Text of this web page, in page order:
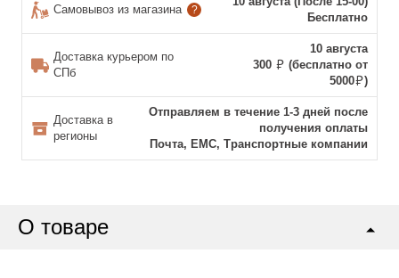
Самовывоз из магазина ?
Бесплатно
Доставка курьером по
СПб
10 августа
300
(бесплатно от
5000
)
Доставка в
регионы
Отправляем в течение 1-3 дней после
получения оплаты
Почта, ЕМС, Транспортные компании
О товаре